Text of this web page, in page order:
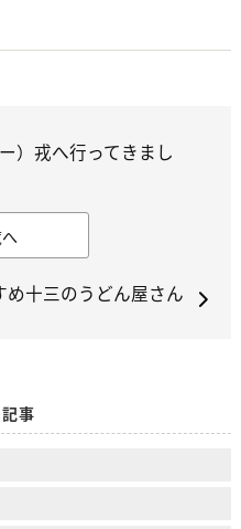
）戎へ行ってきまし
め十三のうどん屋さん
事